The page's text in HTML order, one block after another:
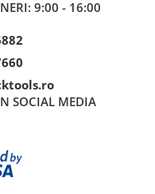
9:00 - 16:00
SOCIAL MEDIA